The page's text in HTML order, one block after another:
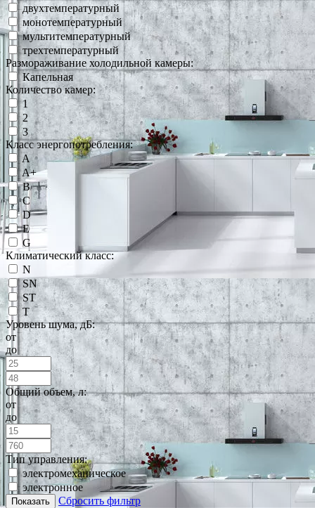
двухтемпературный
монотемпературный
мультитемпературный
трехтемпературный
Размораживание холодильной камеры:
Капельная
Количество камер:
1
2
3
Класс энергопотребления:
A
A+
B
C
D
E
G
Климатический класс:
N
SN
ST
T
Уровень шума, дБ:
от
до
Общий объем, л:
от
до
Тип управления:
электромеханическое
электронное
Показать Сбросить фильтр